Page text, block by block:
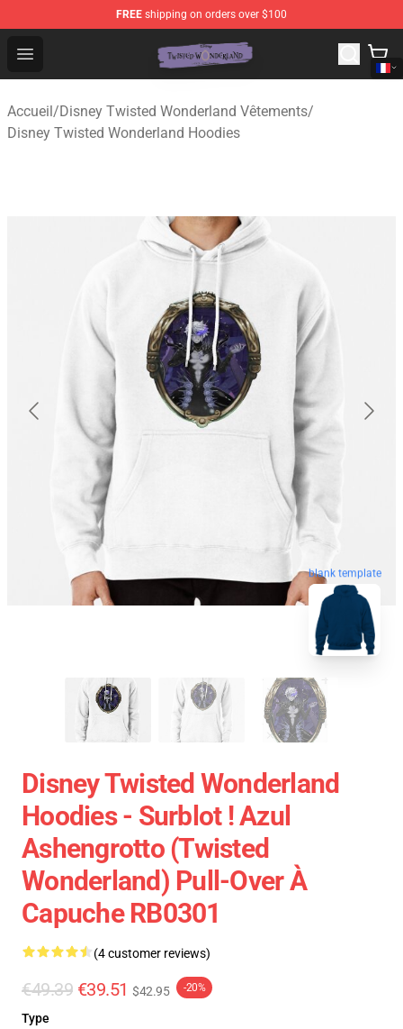
FREE shipping on orders over $100
Open menu
Twisted Wonderland Store - Official Twisted
Accueil/Disney Twisted Wonderland Vêtements/
Disney Twisted Wonderland Hoodies
blank template
Disney Twisted Wonderland
Hoodies - Surblot ! Azul
Ashengrotto (Twisted
Wonderland) Pull-Over À
Capuche RB0301
(4 customer reviews)
€49.39 €39.51 $42.95 -20%
Type